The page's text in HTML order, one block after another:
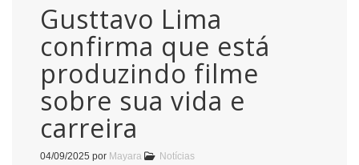
Gusttavo Lima
confirma que está
produzindo filme
sobre sua vida e
carreira
04/09/2025 por Mayara Notícias